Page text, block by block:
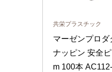
共栄プラスチック
マーゼンプロ
ナッピン 安全
m 100本